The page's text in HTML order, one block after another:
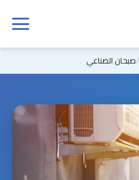
صبحان الصناعي